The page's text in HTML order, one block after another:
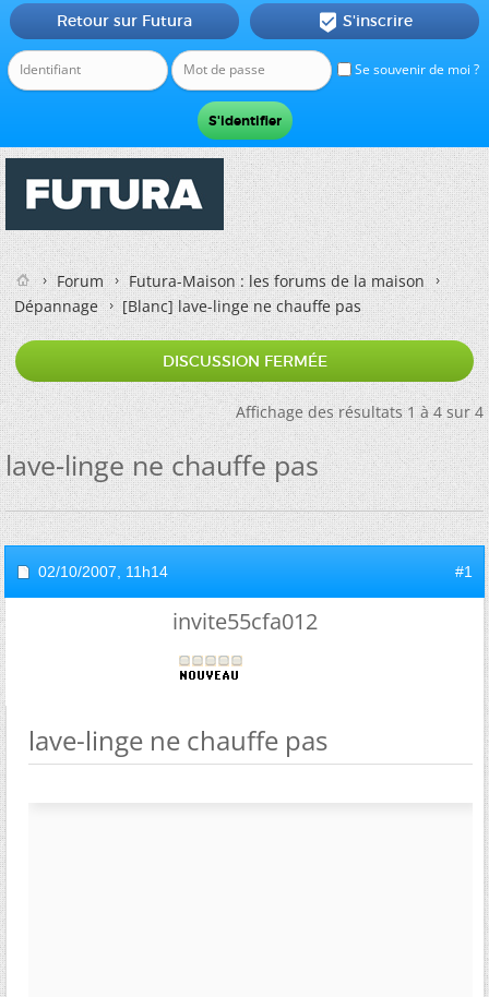
Se souvenir de moi ?
Retour sur Futura  S'inscrire
Forum
Futura-Maison : les forums de la maison
Dépannage
[Blanc]lave-linge ne chauffe pas
DISCUSSION FERMÉE
Affichage des résultats 1 à 4 sur 4
lave-linge ne chauffe pas
02/10/2007, 11h14 #1
invite55cfa012
lave-linge ne chauffe pas